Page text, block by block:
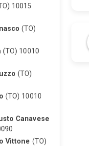
10015
(TO)
(TO) 10010
(TO)
(TO) 10010
Canavese
Vittone (TO)